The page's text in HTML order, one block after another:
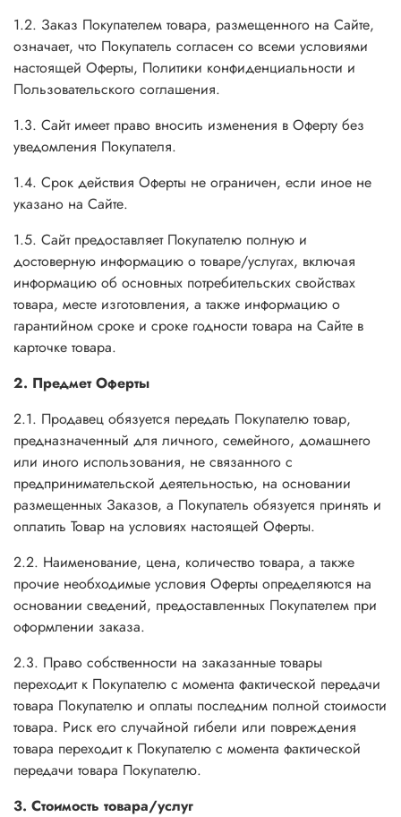
1.2. Заказ Покупателем товара, размещенного на Сайте,
означает, что Покупатель согласен со всеми условиями
настоящей Оферты, Политики конфиденциальности и
Пользовательского соглашения.
1.3. Сайт имеет право вносить изменения в Оферту без
уведомления Покупателя.
1.4. Срок действия Оферты не ограничен, если иное не
указано на Сайте.
1.5. Сайт предоставляет Покупателю полную и
достоверную информацию о товаре/услугах, включая
информацию об основных потребительских свойствах
товара, месте изготовления, а также информацию о
гарантийном сроке и сроке годности товара на Сайте в
карточке товара.
2. Предмет Оферты
2.1. Продавец обязуется передать Покупателю товар,
предназначенный для личного, семейного, домашнего
или иного использования, не связанного с
предпринимательской деятельностью, на основании
размещенных Заказов, а Покупатель обязуется принять и
оплатить Товар на условиях настоящей Оферты.
2.2. Наименование, цена, количество товара, а также
прочие необходимые условия Оферты определяются на
основании сведений, предоставленных Покупателем при
оформлении заказа.
2.3. Право собственности на заказанные товары
переходит к Покупателю с момента фактической передачи
товара Покупателю и оплаты последним полной стоимости
товара. Риск его случайной гибели или повреждения
товара переходит к Покупателю с момента фактической
передачи товара Покупателю.
3. Стоимость товара/услуг